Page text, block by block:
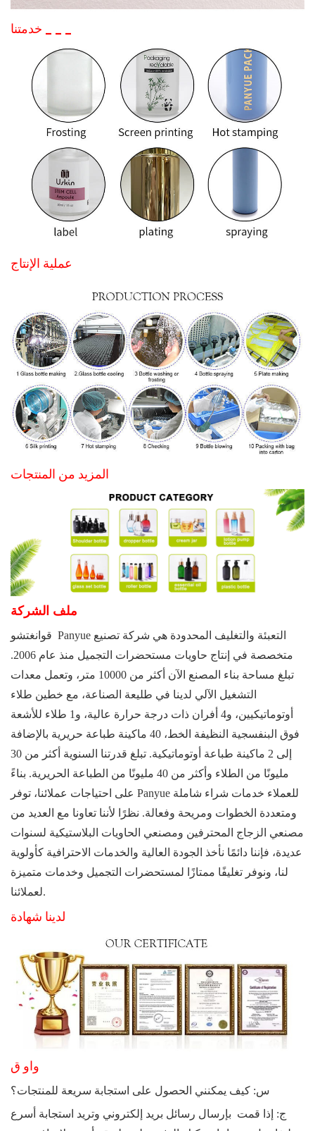
عملية الإنتاج
المزيد من المنتجات
ملف الشركة
Panyue التعبئة والتغليف المحدودة هي شركة تصنيع
متخصصة في إنتاج حاويات مستحضرات التجميل منذ عام 2006.
تبلغ مساحة بناء المصنع الآن أكثر من 10000 متر، وتعمل معدات
التشغيل الآلي لدينا في طليعة الصناعة، مع خطين طلاء
أوتوماتيكيين، و4 أفران ذات درجة حرارة عالية، و1 طلاء للأشعة
فوق البنفسجية النظيفة الخط، 40 ماكينة طباعة حريرية بالإضافة
إلى 2 ماكينة طباعة أوتوماتيكية. تبلغ قدرتنا السنوية أكثر من 30
مليونًا من الطلاء وأكثر من 40 مليونًا من الطباعة الحريرية. بناءً
على احتياجات عملائنا، توفر Panyue للعملاء خدمات شراء شاملة
ومتعددة الخطوات ومريحة وفعالة. نظرًا لأننا تعاونا مع العديد من
مصنعي الزجاج المحترفين ومصنعي الحاويات البلاستيكية لسنوات
عديدة، فإننا دائمًا نأخذ الجودة العالية والخدمات الاحترافية كأولوية
لنا، ونوفر تغليفًا ممتازًا لمستحضرات التجميل وخدمات متميزة
لعملائنا.
لدينا شهادة
واو ق
س: كيف يمكنني الحصول على استجابة سريعة للمنتجات؟
ج: إذا قمت بإرسال رسائل بريد إلكتروني وتريد استجابة أسرع